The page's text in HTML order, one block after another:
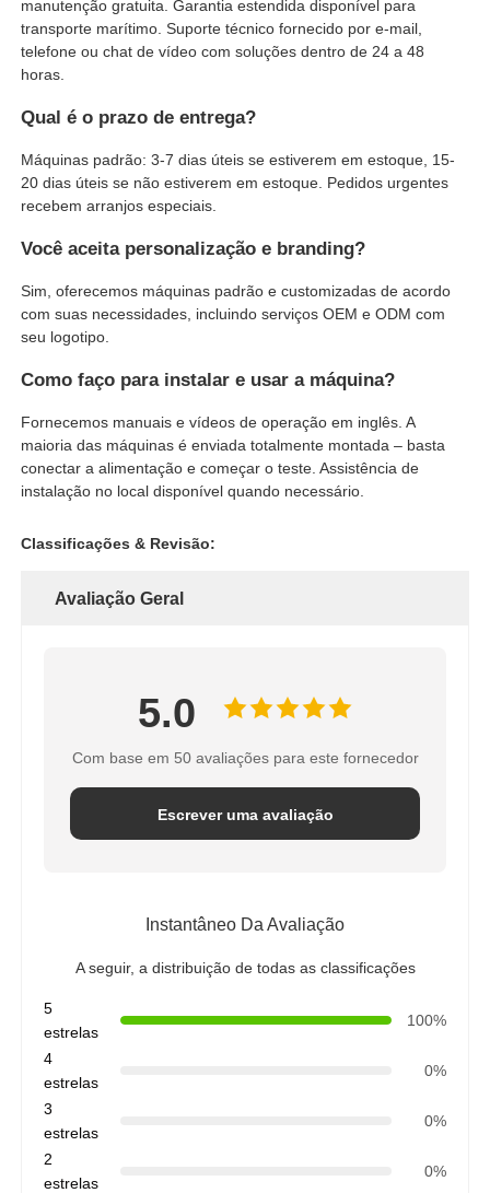
manutenção gratuita. Garantia estendida disponível para
transporte marítimo. Suporte técnico fornecido por e-mail,
telefone ou chat de vídeo com soluções dentro de 24 a 48
horas.
Qual é o prazo de entrega?
Máquinas padrão: 3-7 dias úteis se estiverem em estoque, 15-
20 dias úteis se não estiverem em estoque. Pedidos urgentes
recebem arranjos especiais.
Você aceita personalização e branding?
Sim, oferecemos máquinas padrão e customizadas de acordo
com suas necessidades, incluindo serviços OEM e ODM com
seu logotipo.
Como faço para instalar e usar a máquina?
Fornecemos manuais e vídeos de operação em inglês. A
maioria das máquinas é enviada totalmente montada – basta
conectar a alimentação e começar o teste. Assistência de
instalação no local disponível quando necessário.
Classificações & Revisão:
Avaliação Geral
5.0
Com base em 50 avaliações para este fornecedor
Escrever uma avaliação
Instantâneo Da Avaliação
A seguir, a distribuição de todas as classificações
5
estrelas
100%
4
estrelas
0%
3
estrelas
0%
2
estrelas
0%